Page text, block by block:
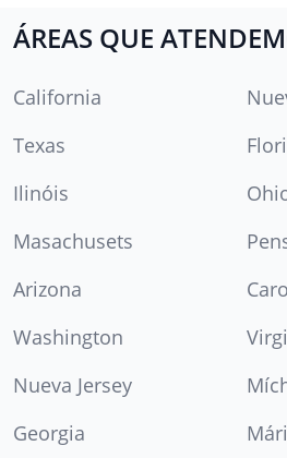
ÁREAS QUE
California
Texas
Ilinóis
Masachusets
Arizona
Washington
Nueva Jersey
Georgia